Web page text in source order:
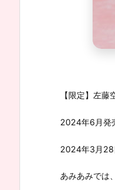
【限定】左
2024年6月発
2024年3月28
あみあみでは